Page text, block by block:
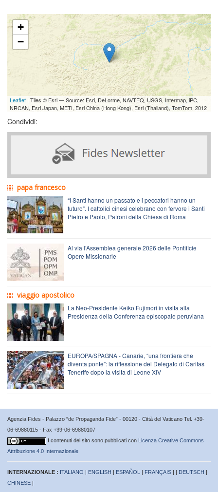
+
−
Leaflet | Tiles © Esri — Source: Esri, DeLorme, NAVTEQ, USGS, Intermap, iPC,
NRCAN, Esri Japan, METI, Esri China (Hong Kong), Esri (Thailand), TomTom, 2012
Condividi:
papa francesco
“I Santi hanno un passato e i peccatori hanno un
futuro”. I cattolici cinesi celebrano con fervore i Santi
Pietro e Paolo, Patroni della Chiesa di Roma
Al via l’Assemblea generale 2026 delle Pontificie
Opere Missionarie
viaggio apostolico
La Neo-Presidente Keiko Fujimori in visita alla
Presidenza della Conferenza episcopale peruviana
EUROPA/SPAGNA - Canarie, “una frontiera che
diventa ponte”: la riflessione del Delegato di Caritas
Tenerife dopo la visita di Leone XIV
Agenzia Fides - Palazzo “de Propaganda Fide” - 00120 - Città del Vaticano Tel. +39-
06-69880115 - Fax +39-06-69880107
I contenuti del sito sono pubblicati con Licenza Creative Commons
Attribuzione 4.0 Internazionale
INTERNAZIONALE : ITALIANO | ENGLISH | ESPAÑOL | FRANÇAIS | | DEUTSCH |
CHINESE |